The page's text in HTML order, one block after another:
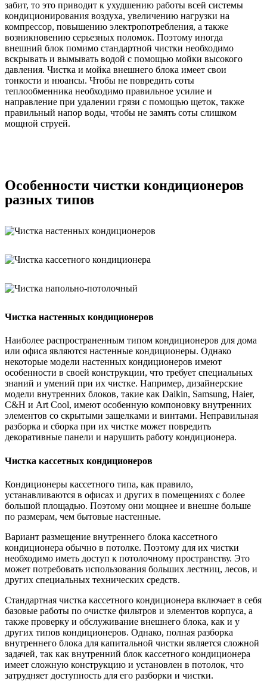
забит, то это приводит к ухудшению работы всей системы
кондиционирования воздуха, увеличению нагрузки на
компрессор, повышению электропотребления, а также
возникновению серьезных поломок. Поэтому иногда
внешний блок помимо стандартной чистки необходимо
вскрывать и вымывать водой с помощью мойки высокого
давления. Чистка и мойка внешнего блока имеет свои
тонкости и нюансы. Чтобы не повредить соты
теплообменника необходимо правильное усилие и
направление при удалении грязи с помощью щеток, также
правильный напор воды, чтобы не замять соты слишком
мощной струей.
Особенности чистки кондиционеров
разных типов
Чистка настенных кондиционеров
Наиболее распространенным типом кондиционеров для дома
или офиса являются настенные кондиционеры. Однако
некоторые модели настенных кондиционеров имеют
особенности в своей конструкции, что требует специальных
знаний и умений при их чистке. Например, дизайнерские
модели внутренних блоков, такие как Daikin, Samsung, Haier,
С&H и Art Cool, имеют особенную компоновку внутренних
элементов со скрытыми защелками и винтами. Неправильная
разборка и сборка при их чистке может повредить
декоративные панели и нарушить работу кондиционера.
Чистка кассетных кондиционеров
Кондиционеры кассетного типа, как правило,
устанавливаются в офисах и других в помещениях с более
большой площадью. Поэтому они мощнее и внешне больше
по размерам, чем бытовые настенные.
Вариант размещение внутреннего блока кассетного
кондиционера обычно в потолке. Поэтому для их чистки
необходимо иметь доступ к потолочному пространству. Это
может потребовать использования больших лестниц, лесов, и
других специальных технических средств.
Стандартная чистка кассетного кондиционера включает в себя
базовые работы по очистке фильтров и элементов корпуса, а
также проверку и обслуживание внешнего блока, как и у
других типов кондиционеров. Однако, полная разборка
внутреннего блока для капитальной чистки является сложной
задачей, так как внутренний блок кассетного кондиционера
имеет сложную конструкцию и установлен в потолок, что
затрудняет доступность для его разборки и чистки.